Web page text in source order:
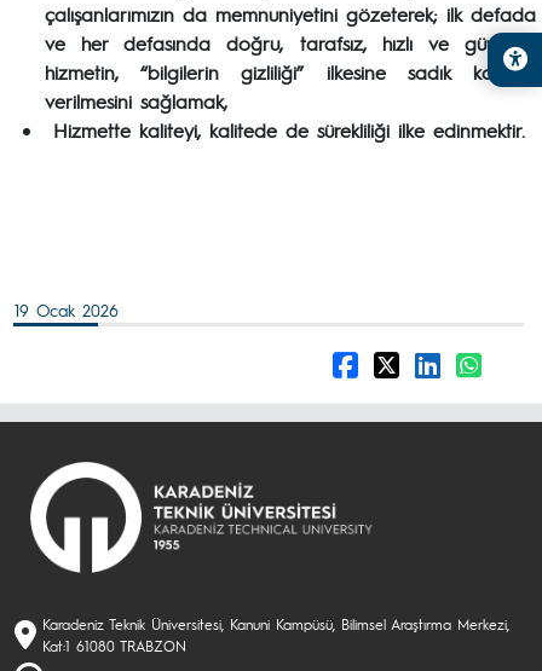
çalışanlarımızın da memnuniyetini gözeterek; ilk defada
ve her defasında doğru, tarafsız, hızlı ve güvenilir
hizmetin, “bilgilerin gizliliği” ilkesine sadık kalarak
verilmesini sağlamak,
Hizmette kaliteyi, kalitede de sürekliliği ilke edinmektir.
19 Ocak 2026
Karadeniz Teknik Üniversitesi, Kanuni Kampüsü, Bilimsel Araştırma Merkezi,
Kat:1 61080 TRABZON